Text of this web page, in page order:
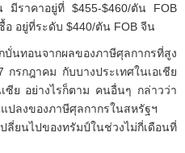
มีราคาอยู่ที่ $455-$460/ตัน FOB
อ อยู่ที่ระดับ $440/ตัน FOB จีน
นทอนจากผลของภาษีศุลกากรที่สูง
รกฎาคม กับบางประเทศในเอเชีย
ย อย่างไรก็ตาม คนอื่นๆ กล่าวว่า
ปลงของภาษีศุลกากรในสหรัฐฯ
ยนไปของทรัมป์ในช่วงไม่กี่เดือนที่